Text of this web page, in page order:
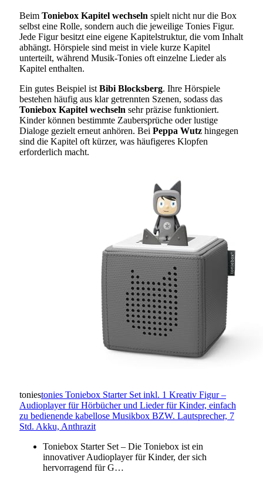
Beim Toniebox Kapitel wechseln spielt nicht nur die Box
selbst eine Rolle, sondern auch die jeweilige Tonies Figur.
Jede Figur besitzt eine eigene Kapitelstruktur, die vom Inhalt
abhängt. Hörspiele sind meist in viele kurze Kapitel
unterteilt, während Musik-Tonies oft einzelne Lieder als
Kapitel enthalten.
Ein gutes Beispiel ist Bibi Blocksberg. Ihre Hörspiele
bestehen häufig aus klar getrennten Szenen, sodass das
Toniebox Kapitel wechseln sehr präzise funktioniert.
Kinder können bestimmte Zaubersprüche oder lustige
Dialoge gezielt erneut anhören. Bei Peppa Wutz hingegen
sind die Kapitel oft kürzer, was häufigeres Klopfen
erforderlich macht.
toniestonies Toniebox Starter Set inkl. 1 Kreativ Figur –
Audioplayer für Hörbücher und Lieder für Kinder, einfach
zu bedienende kabellose Musikbox BZW. Lautsprecher, 7
Std. Akku, Anthrazit
Toniebox Starter Set – Die Toniebox ist ein
innovativer Audioplayer für Kinder, der sich
hervorragend für G…